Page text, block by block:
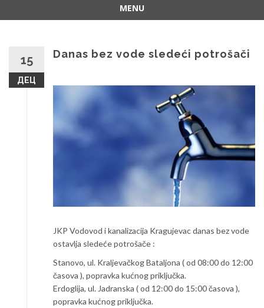
MENU
15
ДЕЦ
Danas bez vode sledeći potrošači
JKP Vodovod i kanalizacija Kragujevac danas bez vode
ostavlja sledeće potrošače :
Stanovo, ul. Kraljevačkog Bataljona ( od 08:00 do 12:00
časova ), popravka kućnog priključka.
Erdoglija, ul. Jadranska ( od 12:00 do 15:00 časova ),
popravka kućnog priključka.